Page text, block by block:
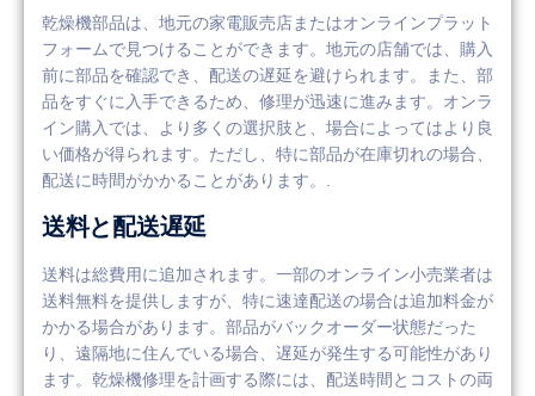
乾燥機部品は、地元の家電販売店またはオンラインプラット
フォームで見つけることができます。地元の店舗では、購入
前に部品を確認でき、配送の遅延を避けられます。また、部
品をすぐに入手できるため、修理が迅速に進みます。オンラ
イン購入では、より多くの選択肢と、場合によってはより良
い価格が得られます。ただし、特に部品が在庫切れの場合、
配送に時間がかかることがあります。.
送料と配送遅延
送料は総費用に追加されます。一部のオンライン小売業者は
送料無料を提供しますが、特に速達配送の場合は追加料金が
かかる場合があります。部品がバックオーダー状態だった
り、遠隔地に住んでいる場合、遅延が発生する可能性があり
ます。乾燥機修理を計画する際には、配送時間とコストの両